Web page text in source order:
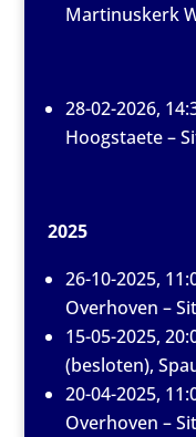
Martinuskerk
28-02-2026,
Hoogstaete –
2025
26-10-2025,
Overhoven –
15-05-2025,
(besloten),
20-04-2025,
Overhoven –